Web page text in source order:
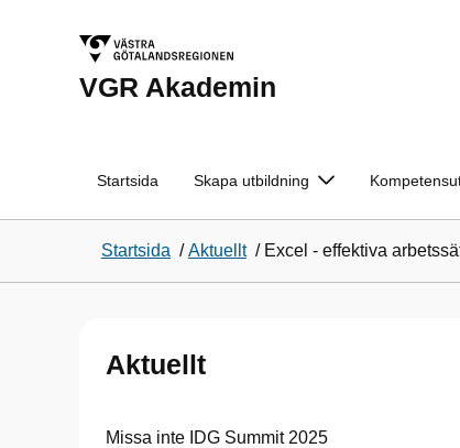
VGR Akademin
Startsida Skapa utbildning
Startsida /Aktuellt / Excel - effektiva
Aktuellt
Missa inte IDG Summit 2025